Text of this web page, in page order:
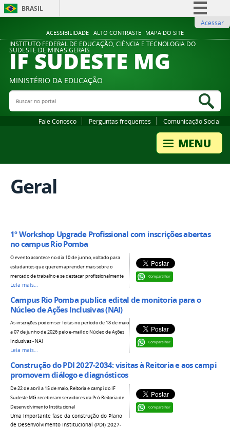
ACESSIBILIDADE ALTO CONTRASTE MAPA DO SITE
BRASIL
Comunica BR
Participe
Legislação
Acessar
INSTITUTO FEDERAL DE EDUCAÇÃO, CIÊNCIA E TECNOLOGIA DO
SUDESTE DE MINAS GERAIS
IF SUDESTE MG
MINISTÉRIO DA EDUCAÇÃO
Buscar no portal
Fale Conosco Perguntas frequentes Comunicação Social
Geral
1º Workshop Upgrade Profissional com inscrições abertas
no campus Rio Pomba
Compartilhar
O evento acontece no dia 10 de junho, voltado para
estudantes que querem aprender mais sobre o
mercado de trabalho e se destacar profissionalmente
Leia mais…
Campus Rio Pomba publica edital de monitoria para o
Núcleo de Ações Inclusivas (NAI)
Compartilhar
As inscrições podem ser feitas no período de 18 de maio
a 07 de junho de 2026 pelo e-mail do Núcleo de Ações
Inclusivas - NAI
Leia mais…
Construção do PDI 2027-2034: visitas à Reitoria e aos campi
promovem diálogo e diagnósticos
Compartilhar
De 22 de abril a 15 de maio, Reitoria e campi do IF
Sudeste MG receberam servidores da Pró-Reitoria de
Desenvolvimento Institucional
Uma importante fase da construção do Plano
de Desenvolvimento Institucional (PDI) 2027-